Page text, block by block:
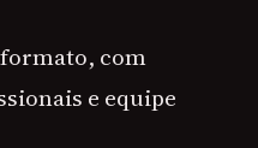
formato, com
e equipe